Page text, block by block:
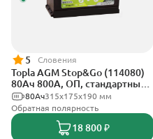
5 Словения
Topla AGM Stop&Go (114080)
80Ач 800А, ОП, стандартные
клеммы315x175x190 мм
80Ач
Обратная полярность
18 800 ₽